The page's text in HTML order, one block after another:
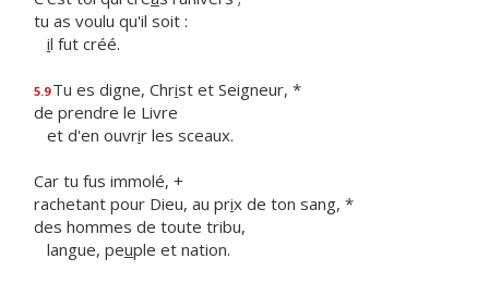
tu as voulu qu'il soit :
il fut créé.
5.9 Tu es digne, Christ et Seigneur, *
de prendre le Livre
et d'en ouvrir les sceaux.
Car tu fus immolé, +
rachetant pour Dieu, au prix de ton sang, *
des hommes de toute tribu,
langue, peuple et nation.